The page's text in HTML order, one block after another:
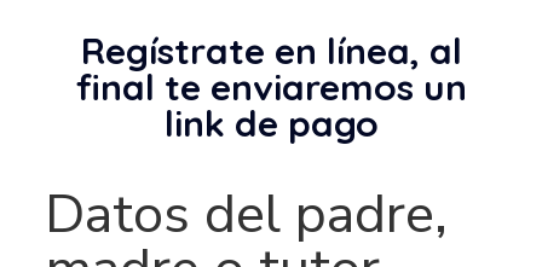
Regístrate en línea, al
final te enviaremos un
link de pago
Datos del padre,